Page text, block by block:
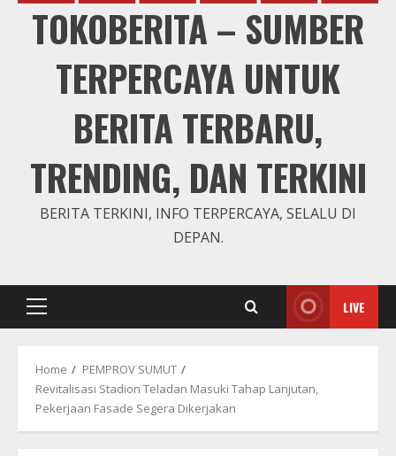
TOKOBERITA – SUMBER
TERPERCAYA UNTUK
BERITA TERBARU,
TRENDING, DAN TERKINI
BERITA TERKINI, INFO TERPERCAYA, SELALU DI
DEPAN.
Primary
LIVE
Home
PEMPROV SUMUT
Revitalisasi Stadion Teladan Masuki Tahap Lanjutan,
Pekerjaan Fasade Segera Dikerjakan